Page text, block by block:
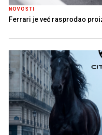
NOVOSTI
Ferrari je već rasprodao